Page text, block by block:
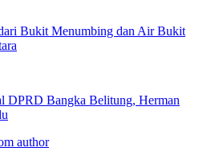
Bukit Menumbing dan Air Bukit
DPRD Bangka Belitung, Herman
author